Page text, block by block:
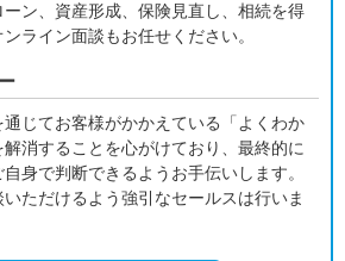
ン、資産形成、保険見直し、相続を得
ライン面談もお任せください。
じてお客様がかかえている「よくわか
消することを心がけており、最終的に
身で判断できるようお手伝いします。
ただけるよう強引なセールスは行いま